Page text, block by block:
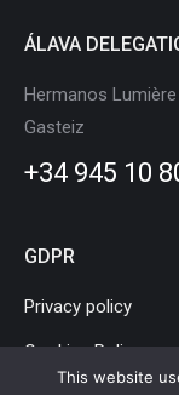
ÁLAVA
Hermanos
Gasteiz
+34 945 10
GDPR
Privacy policy
Cookies Policy
This website